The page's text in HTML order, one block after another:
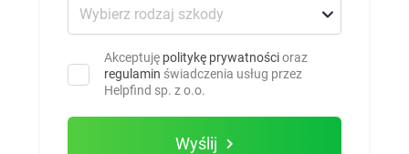
Akceptuję politykę prywatnościoraz
regulamin świadczenia usług przez
Helpfind sp. z o.o.
Wyślij